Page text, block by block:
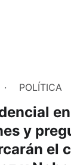
POLÍTICA
y
el